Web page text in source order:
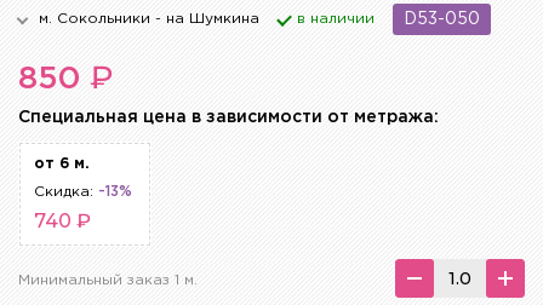
м. Сокольники - на Шумкина в наличии D53-050
850 ₽
Cпециальная цена в зависимости от метража:
от 6 м.
Скидка: -13%
740 ₽
Минимальный заказ 1 м.